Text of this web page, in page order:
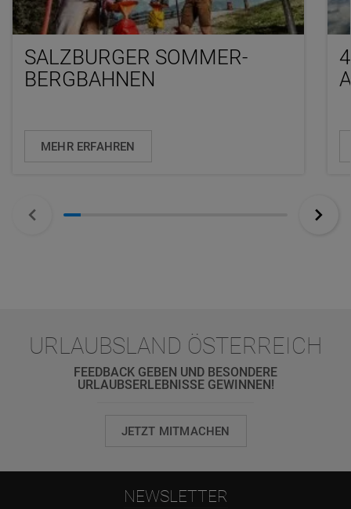
SALZBURGER SOMMER-
BERGBAHNEN
MEHR ERFAHREN
URLAUBSLAND ÖSTERREICH
FEEDBACK GEBEN UND BESONDERE
URLAUBSERLEBNISSE GEWINNEN!
JETZT MITMACHEN
NEWSLETTER